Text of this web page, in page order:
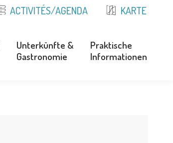
ACTIVITÉS/AGENDA KARTE
Unterkünfte &
Gastronomie
Praktische
Informationen
Unterkünfte &
Praktische